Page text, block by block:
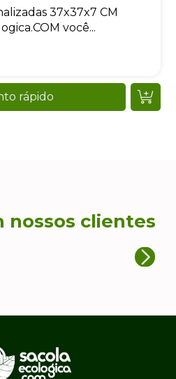
37x37x7 CM
você...
rápido
nossos clientes